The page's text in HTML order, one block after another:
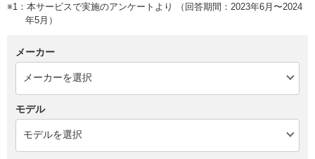
※1：本サービスで実施のアンケートより （回答期間：2023年6月〜2024
年5月）
メーカー
モデル